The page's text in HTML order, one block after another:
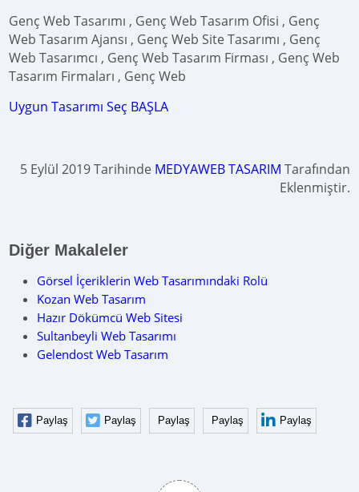
Genç Web Tasarımı , Genç Web Tasarım Ofisi , Genç
Web Tasarım Ajansı , Genç Web Site Tasarımı , Genç
Web Tasarımcı , Genç Web Tasarım Firması , Genç Web
Tasarım Firmaları , Genç Web
Uygun Tasarımı Seç BAŞLA
5 Eylül 2019 Tarihinde MEDYAWEB TASARIM Tarafından
Eklenmiştir.
Diğer Makaleler
Görsel İçeriklerin Web Tasarımındaki Rolü
Kozan Web Tasarım
Hazır Dökümcü Web Sitesi
Sultanbeyli Web Tasarımı
Gelendost Web Tasarım
Paylaş Paylaş Paylaş Paylaş Paylaş